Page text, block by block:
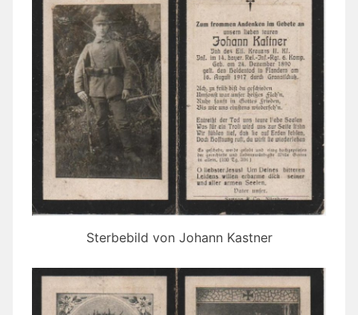
Sterbebild von Johann Kastner